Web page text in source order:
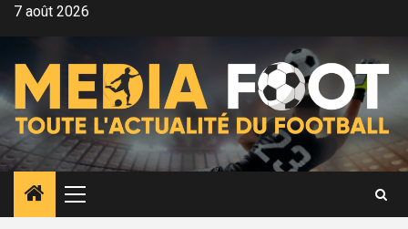
Aller7 août 2026
Menu
principal